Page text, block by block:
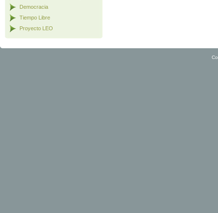
Democracia
Tiempo Libre
Proyecto LEO